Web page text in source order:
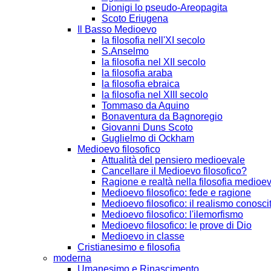
Dionigi lo pseudo-Areopagita
Scoto Eriugena
Il Basso Medioevo
la filosofia nell'XI secolo
S.Anselmo
la filosofia nel XII secolo
la filosofia araba
la filosofia ebraica
la filosofia nel XIII secolo
Tommaso da Aquino
Bonaventura da Bagnoregio
Giovanni Duns Scoto
Guglielmo di Ockham
Medioevo filosofico
Attualità del pensiero medioevale
Cancellare il Medioevo filosofico?
Ragione e realtà nella filosofia
Medioevo filosofico: fede e ragione
Medioevo filosofico: il realismo
Medioevo filosofico: l'ilemorfismo
Medioevo filosofico: le prove di Dio
Medioevo in classe
Cristianesimo e filosofia
moderna
Umanesimo e Rinascimento